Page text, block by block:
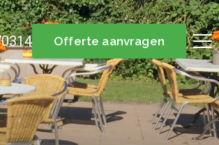
Offerte aanvragen